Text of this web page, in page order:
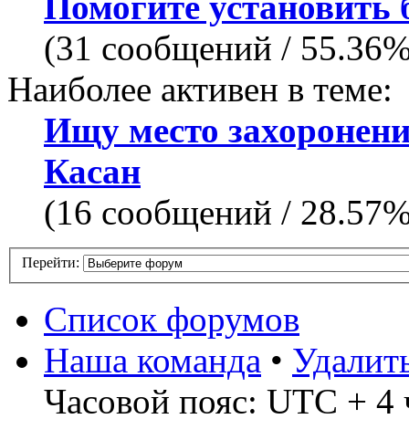
(31 сообщений /
Наиболее активен в теме:
Ищу место
Касан
(16 сообщений /
Перейти:
Список форумов
Наша команда •
Часовой пояс: UTC + 4